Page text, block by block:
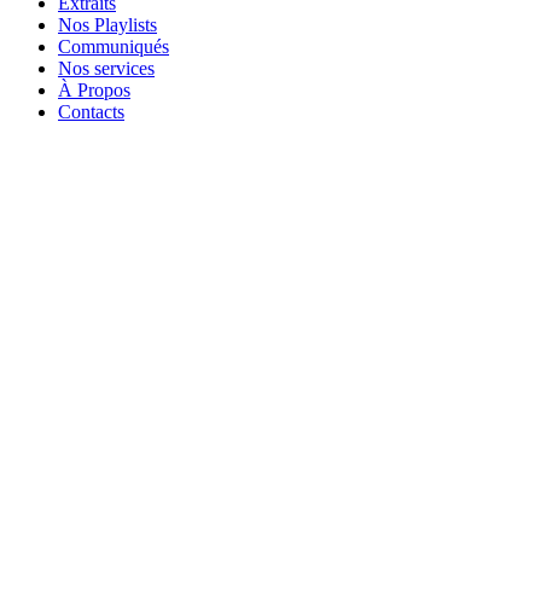
Nos Playlists
Communiqués
Nos services
À Propos
Contacts